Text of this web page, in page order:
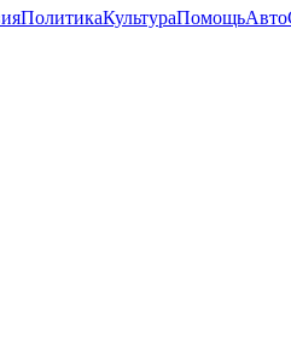
ПолитикаКультураПомощьАвто